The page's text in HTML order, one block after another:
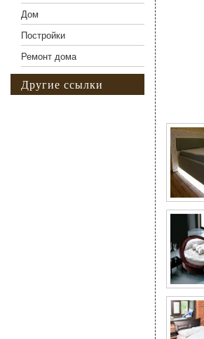
Дом
Постройки
Ремонт дома
Другие ссылки